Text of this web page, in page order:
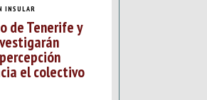
INSULAR
de Tenerife y
el colectivo